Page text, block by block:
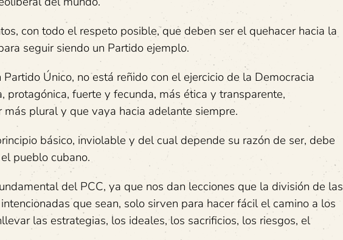
con todo el respeto posible, que deben ser el quehacer hacia la
seguir siendo un Partido ejemplo.
Único, no está reñido con el ejercicio de la Democracia
fuerte y fecunda, más ética y transparente,
plural y que vaya hacia adelante siempre.
básico, inviolable y del cual depende su razón de ser, debe
pueblo cubano.
del PCC, ya que nos dan lecciones que la división de las
que sean, solo sirven para hacer fácil el camino a los
las estrategias, los ideales, los sacrificios, los riesgos, el